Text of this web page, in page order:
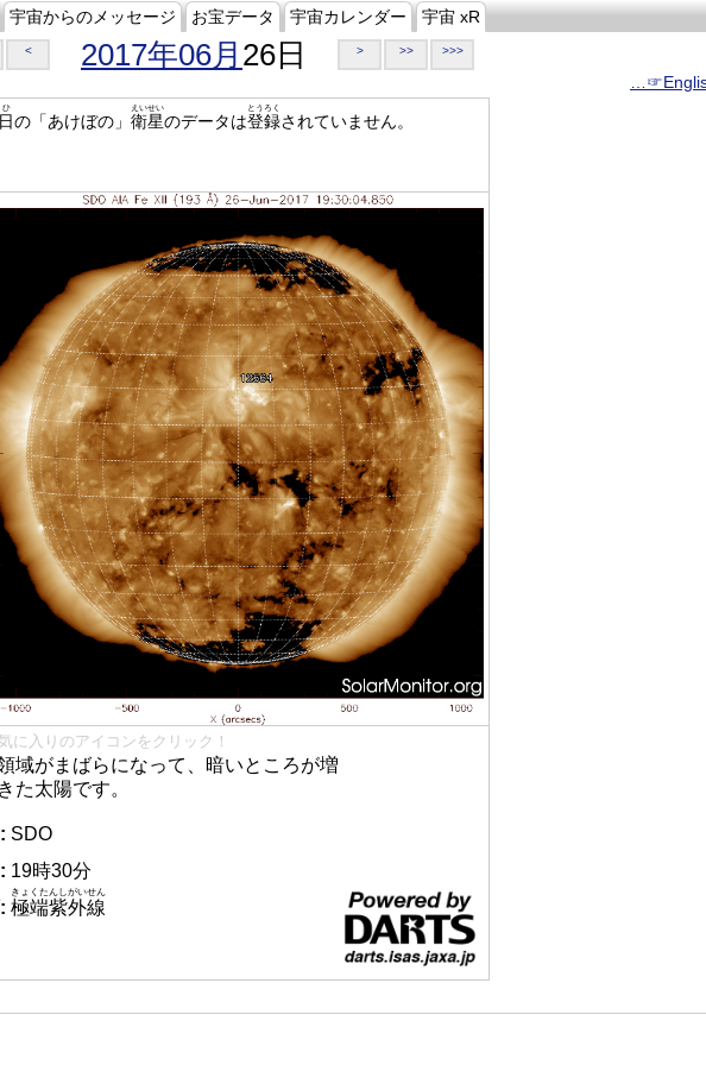
宇宙からのメッセージ お宝データ 宇宙カレンダー 宇宙 xR
< 2017年06月 26日 > >> >>>
日
ひ
の「あけぼの」 衛星
えいせい
のデータは登録
とうろく
されていません。
に入りのアイコンをクリック！
域がまばらになって、暗いところが増
た太陽です。
: SDO
: 19時30分
: 極端紫外線
きょくたんしがいせん